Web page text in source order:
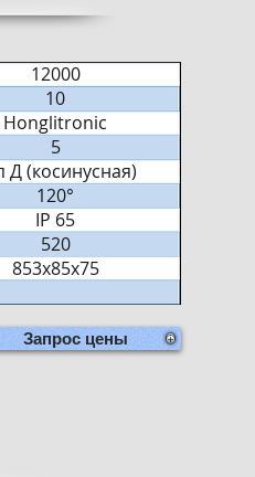
12000
10
Honglitronic
5
Д (косинусная)
120°
IP 65
520
853х85х75
Запрос цены